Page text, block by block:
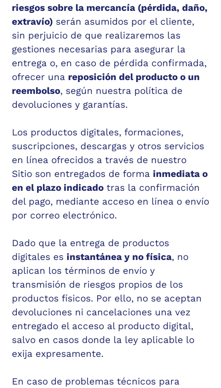
riesgos sobre la mercancía (pérdida, daño,
extravío) serán asumidos por el cliente,
sin perjuicio de que realizaremos las
gestiones necesarias para asegurar la
entrega o, en caso de pérdida confirmada,
ofrecer una reposición del producto o un
reembolso, según nuestra política de
devoluciones y garantías.
Los productos digitales, formaciones,
suscripciones, descargas y otros servicios
en línea ofrecidos a través de nuestro
Sitio son entregados de forma inmediata o
en el plazo indicado tras la confirmación
del pago, mediante acceso en línea o envío
por correo electrónico.
Dado que la entrega de productos
digitales es instantánea y no física, no
aplican los términos de envío y
transmisión de riesgos propios de los
productos físicos. Por ello, no se aceptan
devoluciones ni cancelaciones una vez
entregado el acceso al producto digital,
salvo en casos donde la ley aplicable lo
exija expresamente.
En caso de problemas técnicos para